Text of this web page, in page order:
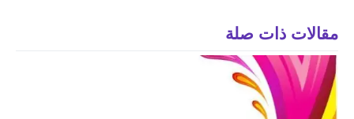
مقالات ذات صلة